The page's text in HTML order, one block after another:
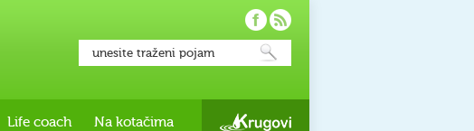
Life coach Na kotačima